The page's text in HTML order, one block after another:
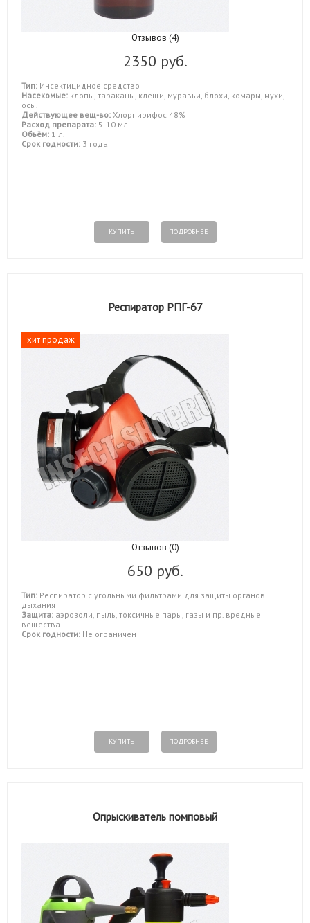
Отзывов (4)
2350 руб.
Тип: Инсектицидное средство
Насекомые: клопы, тараканы, клещи, муравьи, блохи, комары, мухи,
осы.
Действующее вещ-во: Хлорпирифос 48%
Расход препарата: 5-10 мл.
Объём: 1 л.
Срок годности: 3 года
КУПИТЬ ПОДРОБНЕЕ
Респиратор РПГ-67
хит продаж
Отзывов (0)
650 руб.
Тип: Респиратор с угольными фильтрами для защиты органов
дыхания
Защита: аэрозоли, пыль, токсичные пары, газы и пр. вредные
вещества
Срок годности: Не ограничен
КУПИТЬ ПОДРОБНЕЕ
Опрыскиватель помповый